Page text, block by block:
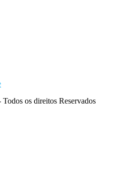
os direitos Reservados